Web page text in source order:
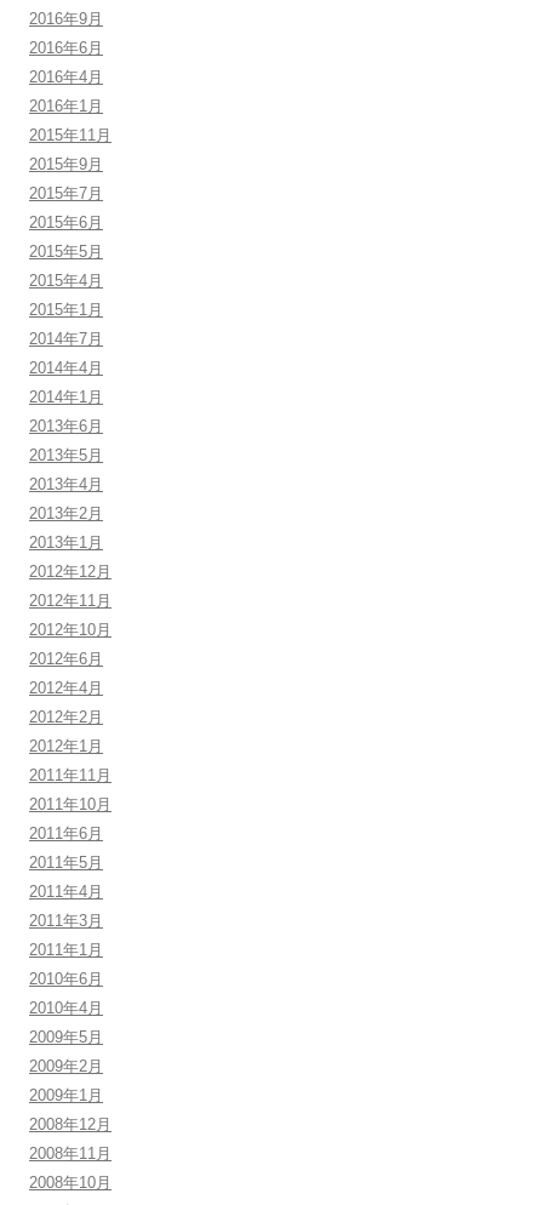
2016年9月
2016年6月
2016年4月
2016年1月
2015年11月
2015年9月
2015年7月
2015年6月
2015年5月
2015年4月
2015年1月
2014年7月
2014年4月
2014年1月
2013年6月
2013年5月
2013年4月
2013年2月
2013年1月
2012年12月
2012年11月
2012年10月
2012年6月
2012年4月
2012年2月
2012年1月
2011年11月
2011年10月
2011年6月
2011年5月
2011年4月
2011年3月
2011年1月
2010年6月
2010年4月
2009年5月
2009年2月
2009年1月
2008年12月
2008年11月
2008年10月